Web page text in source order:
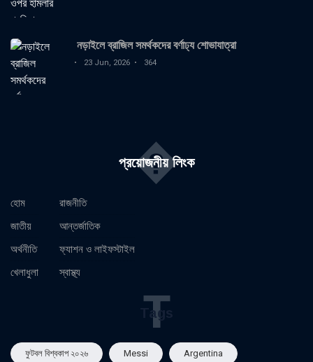
নড়াইলে ব্রাজিল সমর্থকদের বর্ণাঢ্য শোভাযাত্রা
23 Jun, 2026 364
প্রয়োজনীয় লিংক
�
হোম
জাতীয়
অর্থনীতি
খেলাধুলা
রাজনীতি
আন্তর্জাতিক
ফ্যাশন ও লাইফস্টাইল
স্বাস্থ্য
Tags
T
ফুটবল বিশ্বকাপ ২০২৬ Messi Argentina